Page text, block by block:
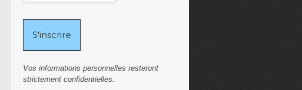
Vos informations personnelles resteront
strictement confidentielles.